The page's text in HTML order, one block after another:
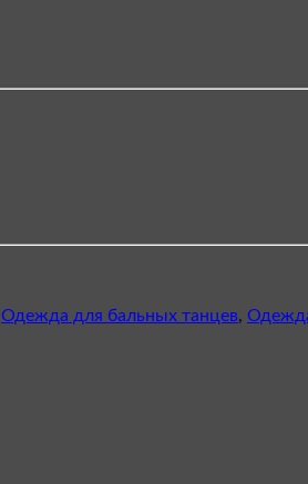
Одежда для бальных танцев,